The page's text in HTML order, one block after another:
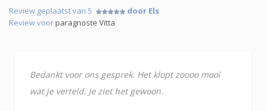
Review geplaatst van 5
door Els
Review voorparagnoste Vitta
Bedankt voor ons gesprek. Het klopt zoooo mooi
wat je verteld. Je ziet het gewoon.